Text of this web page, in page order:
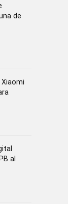
de
al